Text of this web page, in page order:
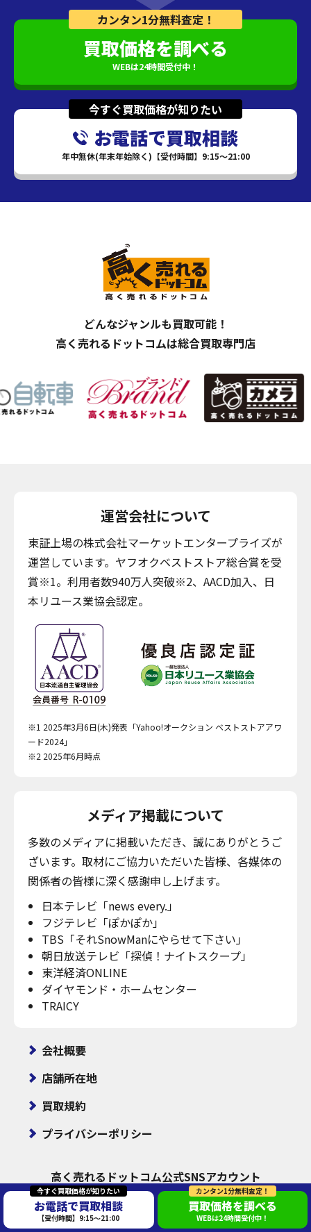
今すぐ買取価格が知りたい
お電話で買取相談
【受付時間】9:15～21:00
カンタン1分無料査定！
買取価格を調べる
WEBは24時間受付中！
カンタン1分無料査定！
買取価格を調べる
WEBは24時間受付中！
今すぐ買取価格が知りたい
お電話で買取相談
年中無休(年末年始除く)【受付時間】9:15～21:00
どんなジャンルも買取可能！
高く売れるドットコムは総合買取専門店
運営会社について
東証上場の株式会社マーケットエンタープライズが
運営しています。ヤフオクベストストア総合賞を受
賞※1。利用者数940万人突破※2、AACD加入、日
本リユース業協会認定。
※1 2025年3月6日(木)発表「Yahoo!オークション ベストストアアワ
ード2024」
※2 2025年6月時点
メディア掲載について
多数のメディアに掲載いただき、誠にありがとうご
ざいます。取材にご協力いただいた皆様、各媒体の
関係者の皆様に深く感謝申し上げます。
日本テレビ「news every.」
フジテレビ「ぽかぽか」
TBS「それSnowManにやらせて下さい」
朝日放送テレビ「探偵！ナイトスクープ」
東洋経済ONLINE
ダイヤモンド・ホームセンター
TRAICY
会社概要
店舗所在地
買取規約
プライバシーポリシー
高く売れるドットコム公式SNSアカウント